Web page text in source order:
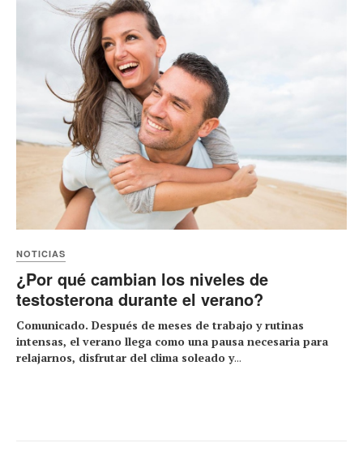
NOTICIAS
¿Por qué cambian los niveles de
testosterona durante el verano?
Comunicado. Después de meses de trabajo y rutinas
intensas, el verano llega como una pausa necesaria para
relajarnos, disfrutar del clima soleado y...